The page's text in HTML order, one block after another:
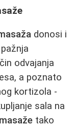
donosi i
odvajanja
a poznato
kortizola -
sala na
tako